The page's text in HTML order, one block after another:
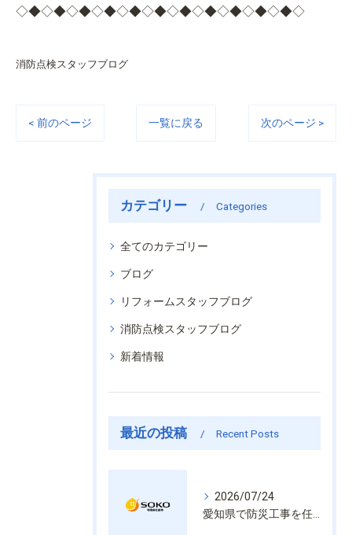
◇◆◇◆◇◆◇◆◇◆◇◆◇◆◇◆◇◆◇◆◇◆◇
消防点検スタッフブログ
< 前のページ 一覧に戻る 次のページ >
カテゴリー Categories
全てのカテゴリー
ブログ
リフォームスタッフブログ
消防点検スタッフブログ
新着情報
最近の投稿 Recent Posts
2026/07/24
愛知県で防災工事を任せるなら経験と技術で安心を提供する老舗業者